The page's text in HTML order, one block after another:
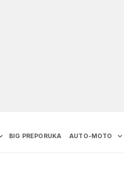
BIG PREPORUKA AUTO-MOTO